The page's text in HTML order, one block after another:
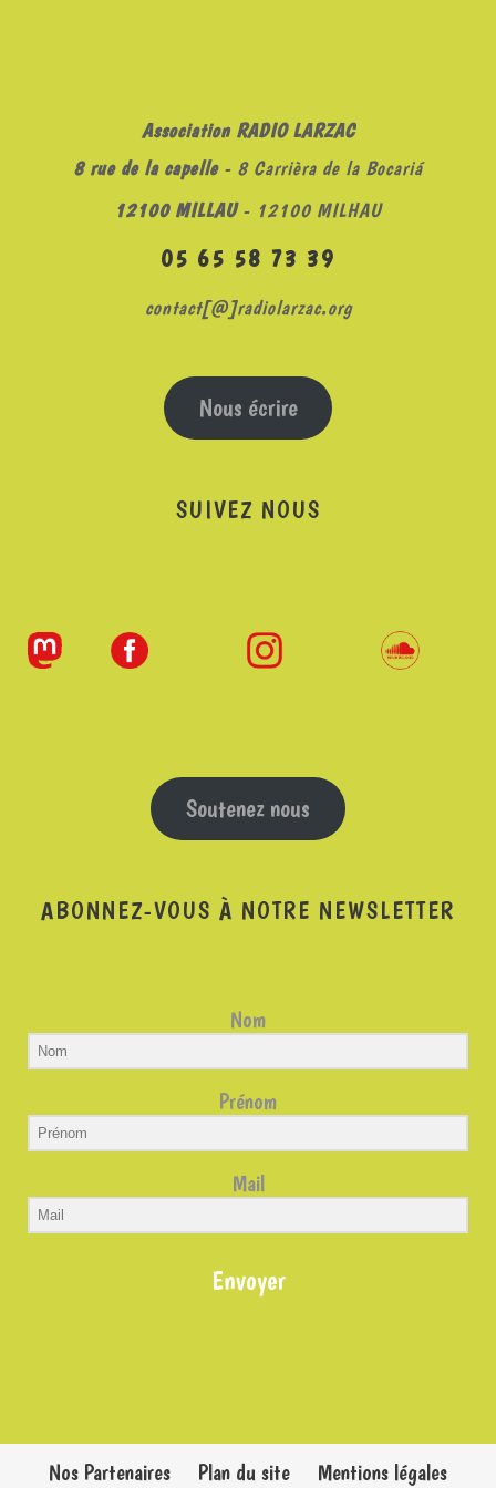
Association RADIO LARZAC
8 rue de la capelle- 8 Carrièra de la Bocariá
12100 MILLAU- 12100 MILHAU
05 65 58 73 39
contact[@]radiolarzac.org
Nous écrire
SUIVEZ NOUS
Soutenez nous
ABONNEZ-VOUS À NOTRE NEWSLETTER
Nom
Prénom
Mail
Envoyer
Nos Partenaires Plan du site Mentions légales